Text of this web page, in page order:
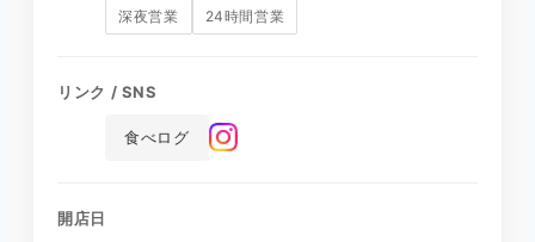
深夜営業 24時間営業
リンク / SNS
食べログ
開店日